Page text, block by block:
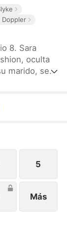
Doppler
8. Sara
oculta
marido, se
pone
reclama su
5
Más